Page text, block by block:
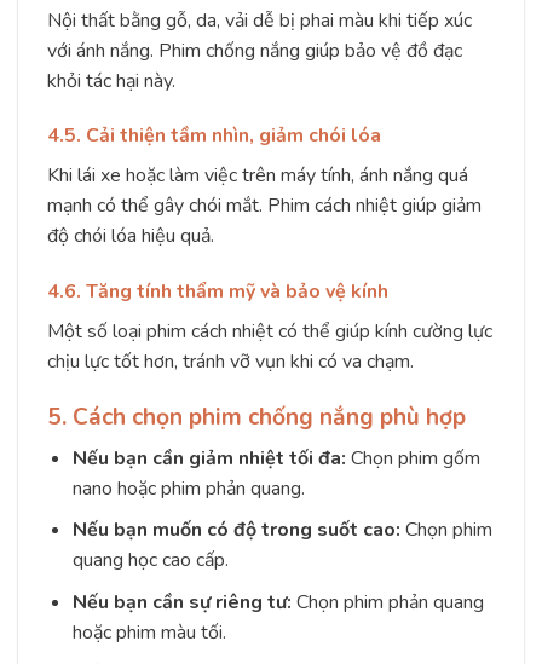
Nội thất bằng gỗ, da, vải dễ bị phai màu khi tiếp xúc
với ánh nắng. Phim chống nắng giúp bảo vệ đồ đạc
khỏi tác hại này.
4.5. Cải thiện tầm nhìn, giảm chói lóa
Khi lái xe hoặc làm việc trên máy tính, ánh nắng quá
mạnh có thể gây chói mắt. Phim cách nhiệt giúp giảm
độ chói lóa hiệu quả.
4.6. Tăng tính thẩm mỹ và bảo vệ kính
Một số loại phim cách nhiệt có thể giúp kính cường lực
chịu lực tốt hơn, tránh vỡ vụn khi có va chạm.
5. Cách chọn phim chống nắng phù hợp
Nếu bạn cần giảm nhiệt tối đa: Chọn phim gốm
nano hoặc phim phản quang.
Nếu bạn muốn có độ trong suốt cao: Chọn phim
quang học cao cấp.
Nếu bạn cần sự riêng tư: Chọn phim phản quang
hoặc phim màu tối.